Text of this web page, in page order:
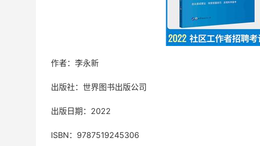
作者：李永新
出版社：世界图书出版公司
出版日期：2022
ISBN：9787519245306